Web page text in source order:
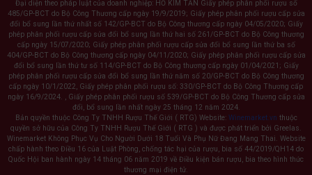
Đại diện theo pháp luật của doanh nghiệp: HỒ KIM TẤN Giấy phép phân phối rượu số
485/GP-BCT do Bộ Công Thương cấp ngày 19/9/2019; Giấy phép phân phối rượu cấp sửa
đổi bổ sung lần thứ nhất số 142/GP-BCT do Bộ Công thương cấp ngày 04/05/2020; Giấy
phép phân phối rượu cấp sửa đổi bổ sung lần thứ hai số 261/GP-BCT do Bộ Công thương
cấp ngày 15/07/2020; Giấy phép phân phối rượu cấp sửa đổi bổ sung lần thứ ba số
404/GP-BCT do Bộ Công thương cấp ngày 04/11/2020; Giấy phép phân phối rượu cấp sửa
đổi bổ sung lần thứ tư số 114/GP-BCT do Bộ Công thương cấp ngày 01/04/2021; Giấy
phép phân phối rượu cấp sửa đổi bổ sung lần thứ năm số 20/GP-BCT do Bộ Công thương
cấp ngày 10/1/2022, Giấy phép phân phối rượu số: 330/GP-BCT do Bộ Công Thương cấp
ngày 16/9/2024. , Giấy phép phân phối rượu số 539/GP-BCT do Bộ Công Thương cấp sửa
đổi, bổ sung lần nhất ngày 25 tháng 12 năm 2024.
Bản quyền thuộc Công Ty TNHH Rượu Thế Giới ( RTG) Website: Winemarket.vn thuộc
quyền sở hữu của Công Ty TNHH Rượu Thế Giới ( RTG ) và được phát triển bởi Greelas.
Winemarket Không Phục Vụ Cho Người Dưới 18 Tuổi Và Phụ Nữ Đang Mang Thai. Website
chấp hành theo Điều 16 của Luật Phòng, chống tác hại của rượu, bia số 44/2019/QH14 do
Quốc Hội ban hành ngày 14 tháng 06 năm 2019 về Điều kiện bán rượu, bia theo hình thức
thương mại điện tử.